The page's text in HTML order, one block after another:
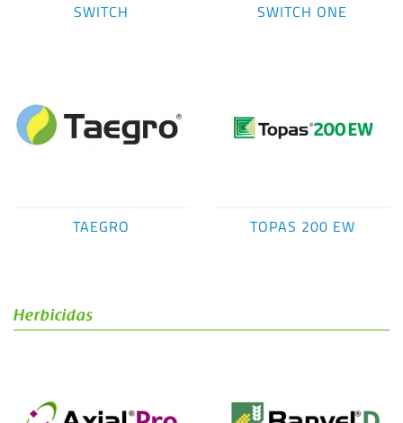
SWITCH SWITCH ONE
TAEGRO TOPAS 200 EW
Herbicidas